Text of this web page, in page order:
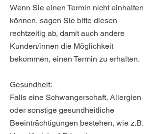
Wenn Sie einen Termin nicht einhalten
können, sagen Sie bitte diesen
rechtzeitig ab, damit auch andere
Kunden/innen die Möglichkeit
bekommen, einen Termin zu erhalten.
Gesundheit:
Falls eine Schwangerschaft, Allergien
oder sonstige gesundheitliche
Beeinträchtigungen bestehen, wie z.B.